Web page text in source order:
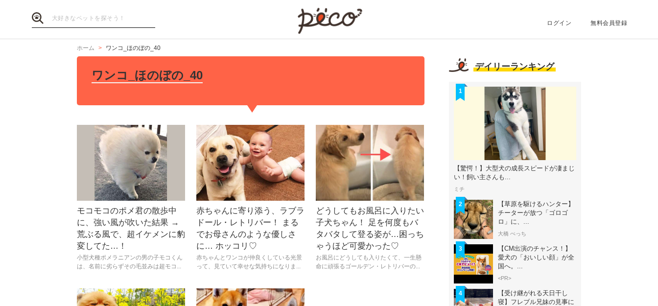
ログイン 無料会員登録
ホーム ワンコ_ほのぼの_40
ワンコ_ほのぼの_40
モコモコのポメ君の散歩中
に、強い風が吹いた結果 →
荒ぶる風で、超イケメンに豹
変してた…！
小型犬種ポメラニアンの男の子モコくん
は、名前に劣らずその毛並みは超モコ...
赤ちゃんに寄り添う、ラブラ
ドール・レトリバー！ まる
でお母さんのような優しさ
に… ホッコリ♡
赤ちゃんとワンコが仲良くしている光景
って、見ていて幸せな気持ちになりま...
どうしてもお風呂に入りたい
子犬ちゃん！ 足を何度もバ
タバタして登る姿が…困っち
ゃうほど可愛かった♡
お風呂にどうしても入りたくて、一生懸
命に頑張るゴールデン・レトリバーの...
デイリーランキング
1
【驚愕！】大型犬の成長スピードが凄まじ
い！飼い主さんも...
ミチ
2
【草原を駆けるハンター】
チーターが放つ「ゴロゴ
ロ」に、...
大橋 ぺっち
3
【CM出演のチャンス！】
愛犬の「おいしい顔」が全
国へ。...
<PR>
4
【受け継がれる天日干し
寝】フレブル兄妹の見事に